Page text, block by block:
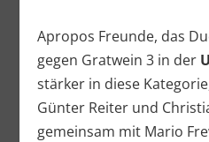
Apropos Freunde, das
gegen Gratwein 3 in der
stärker in diese
Günter Reiter und
gemeinsam mit Mario